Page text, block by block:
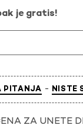
je gratis!
PITANJA - NISTE
ZA UNETE